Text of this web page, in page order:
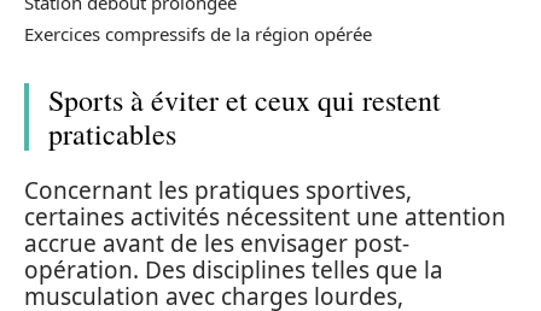
Exercices compressifs de la région opérée
Sports à éviter et ceux qui restent
praticables
Concernant les pratiques sportives,
certaines activités nécessitent une attention
accrue avant de les envisager post-
opération. Des disciplines telles que la
musculation avec charges lourdes,